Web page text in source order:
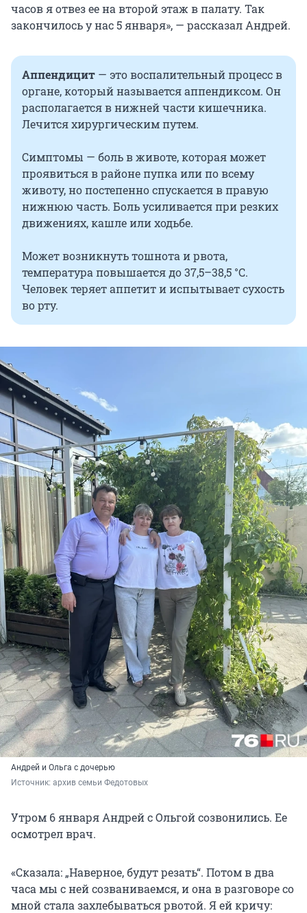
часов я отвез ее на второй этаж в палату. Так
закончилось у нас 5 января», — рассказал Андрей.
Аппендицит — это воспалительный процесс в
органе, который называется аппендиксом. Он
располагается в нижней части кишечника.
Лечится хирургическим путем.
Симптомы — боль в животе, которая может
проявиться в районе пупка или по всему
животу, но постепенно спускается в правую
нижнюю часть. Боль усиливается при резких
движениях, кашле или ходьбе.
Может возникнуть тошнота и рвота,
температура повышается до37,5–38,5 °C.
Человек теряет аппетит и испытывает сухость
во рту.
Андрей и Ольга с дочерью
Источник: архив семьи Федотовых
Утром 6 января Андрей с Ольгой созвонились. Ее
осмотрел врач.
«Сказала: „Наверное, будут резать“. Потом в два
часа мы с ней созваниваемся, и она в разговоре со
мной стала захлебываться рвотой. Я ей кричу: